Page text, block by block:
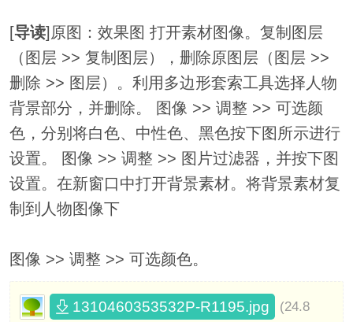
[导读]原图：效果图 打开素材图像。复制图层
（图层 >> 复制图层），删除原图层（图层 >>
删除 >> 图层）。利用多边形套索工具选择人物
背景部分，并删除。 图像 >> 调整 >> 可选颜
色，分别将白色、中性色、黑色按下图所示进行
设置。 图像 >> 调整 >> 图片过滤器，并按下图
设置。在新窗口中打开背景素材。将背景素材复
制到人物图像下
图像 >> 调整 >> 可选颜色。
1310460353532P-R1195.jpg
(24.8